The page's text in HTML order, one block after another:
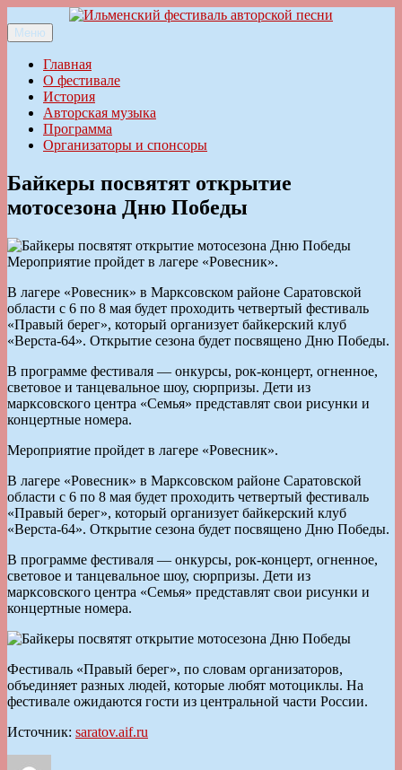
к
содержимому
Ильменский фестиваль авторской песни
Меню
Главная
О фестивале
История
Авторская музыка
Программа
Организаторы и спонсоры
Байкеры посвятят открытие
мотосезона Дню Победы
Мероприятие пройдет в лагере «Ровесник».
В лагере «Ровесник» в Марксовском районе Саратовской
области с 6 по 8 мая будет проходить четвертый фестиваль
«Правый берег», который организует байкерский клуб
«Верста-64». Открытие сезона будет посвящено Дню Победы.
В программе фестиваля — онкурсы, рок-концерт, огненное,
световое и танцевальное шоу, сюрпризы. Дети из
марксовского центра «Семья» представлят свои рисунки и
концертные номера.
Мероприятие пройдет в лагере «Ровесник».
В лагере «Ровесник» в Марксовском районе Саратовской
области с 6 по 8 мая будет проходить четвертый фестиваль
«Правый берег», который организует байкерский клуб
«Верста-64». Открытие сезона будет посвящено Дню Победы.
В программе фестиваля — онкурсы, рок-концерт, огненное,
световое и танцевальное шоу, сюрпризы. Дети из
марксовского центра «Семья» представлят свои рисунки и
концертные номера.
Фестиваль «Правый берег», по словам организаторов,
объединяет разных людей, которые любят мотоциклы. На
фестивале ожидаются гости из центральной части России.
Источник: saratov.aif.ru